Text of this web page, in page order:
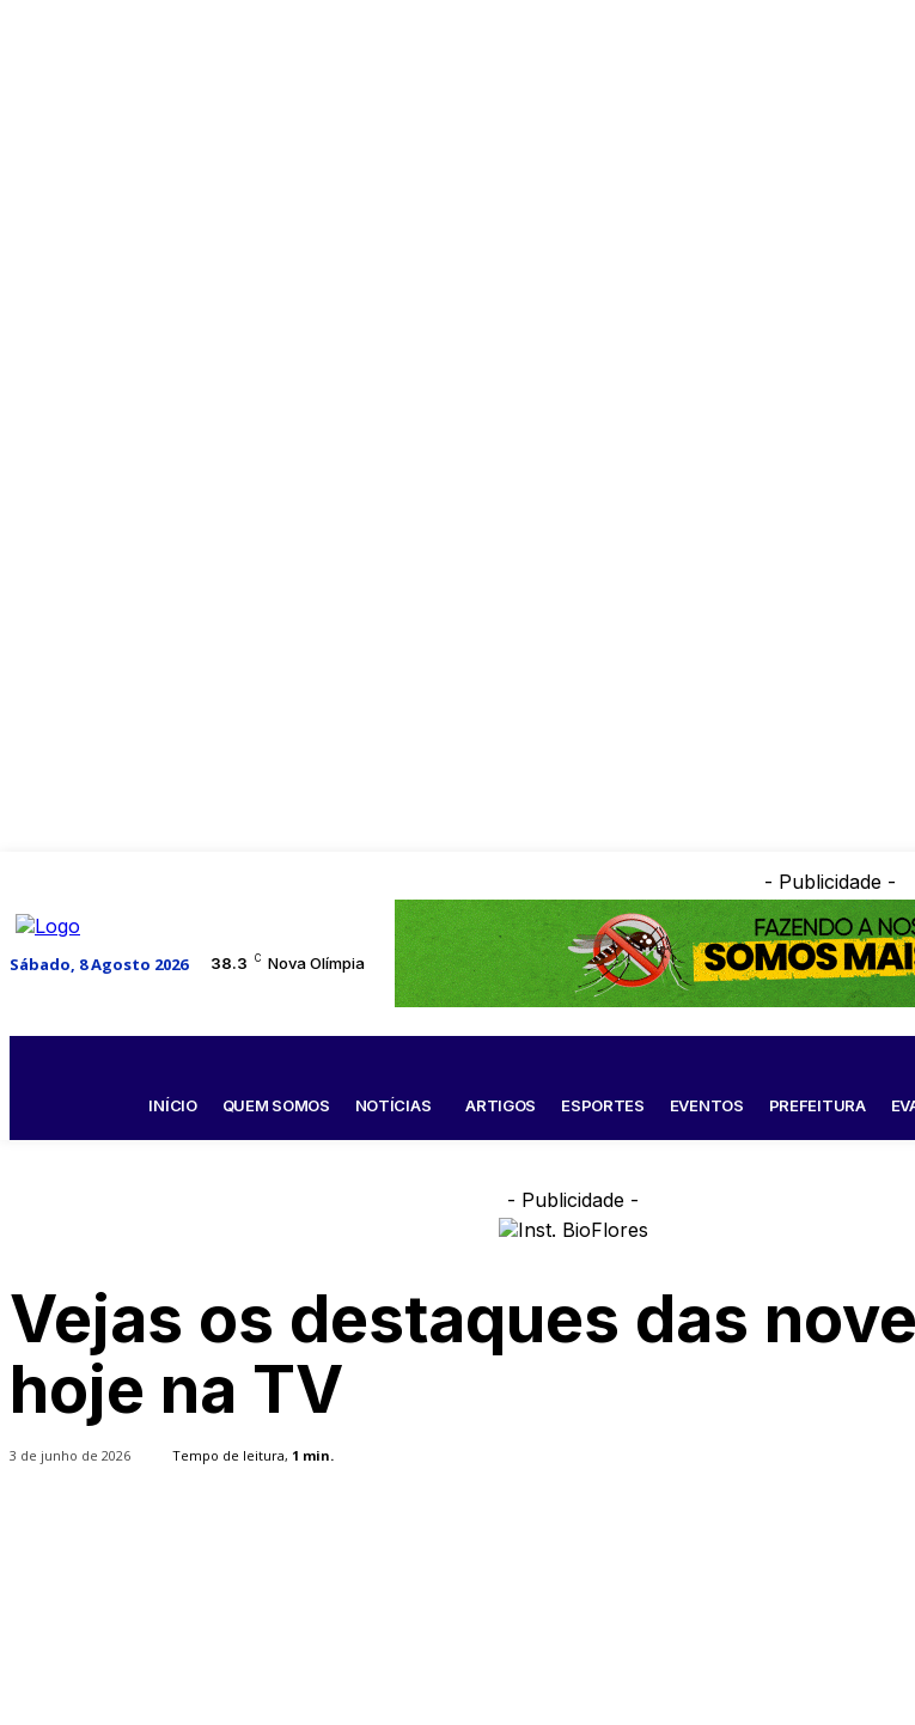
Sábado, 8 Agosto 2026 38.3 C Nova Olímpia
- Publicidade -
INÍCIO QUEM SOMOS NOTÍCIAS ARTIGOS ESPORTES EVENTOS PREFEITURA
- Publicidade -
Vejas os destaques das
hoje na TV
3 de junho de 2026 Tempo de leitura, 1 min.